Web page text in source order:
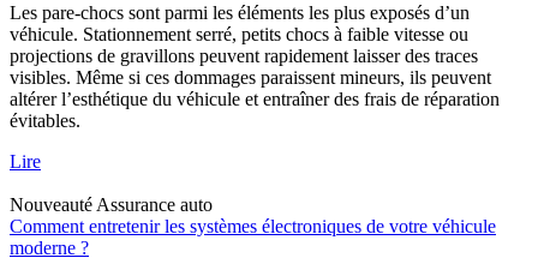
Les pare-chocs sont parmi les éléments les plus exposés d’un
véhicule. Stationnement serré, petits chocs à faible vitesse ou
projections de gravillons peuvent rapidement laisser des traces
visibles. Même si ces dommages paraissent mineurs, ils peuvent
altérer l’esthétique du véhicule et entraîner des frais de réparation
évitables.
Lire
Nouveauté Assurance auto
Comment entretenir les systèmes électroniques de votre véhicule
moderne ?